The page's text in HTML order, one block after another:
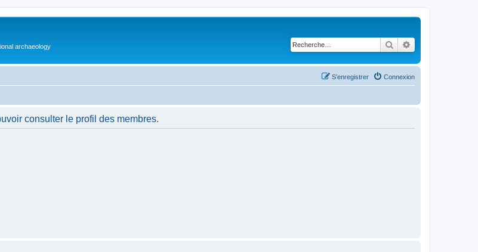
archaeology Rechercher
Connexion
S’enregistrer
consulter le profil des membres.